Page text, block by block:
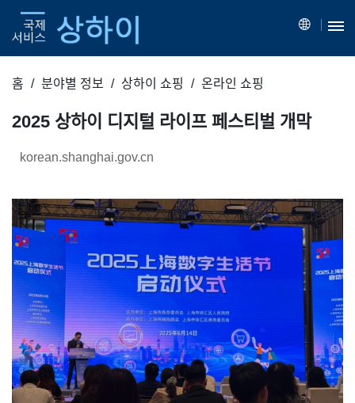
홈 분야별 정보 상하이 쇼핑 온라인 쇼핑
2025 상하이 디지털 라이프 페스티벌 개막
korean.shanghai.gov.cn